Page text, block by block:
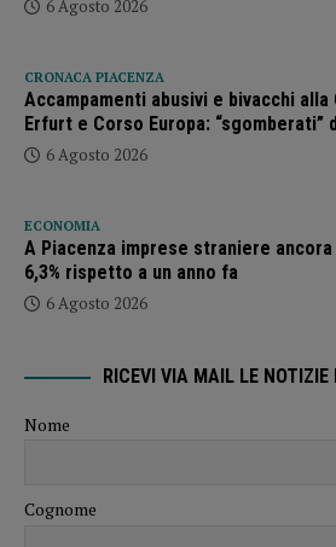
6 Agosto 2026
CRONACA PIACENZA
Accampamenti abusivi e bivacchi
Erfurt e Corso Europa: “sgomberati”
6 Agosto 2026
ECONOMIA
A Piacenza imprese straniere
6,3% rispetto a un anno fa
6 Agosto 2026
RICEVI VIA MAIL LE NOTIZIE
Nome
Cognome